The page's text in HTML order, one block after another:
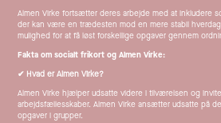
Almen Virke fortsætter deres arbejde med at inkludere
der kan være en trædesten mod en mere stabil
mulighed for at få løst forskellige opgaver gennem
Fakta om socialt frikort og Almen Virke:
✔ Hvad er Almen Virke?
Almen Virke hjælper udsatte videre i tilværelsen og
arbejdsfællesskaber. Almen Virke ansætter udsatte på
opgaver i grupper.